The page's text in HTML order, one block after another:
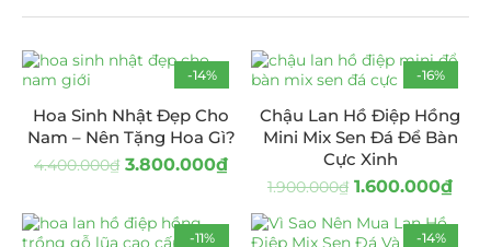
-14%
Hoa Sinh Nhật Đẹp Cho
Nam – Nên Tặng Hoa Gì?
4.400.000₫ 3.800.000₫
-16%
Chậu Lan Hồ Điệp Hồng
Mini Mix Sen Đá Để Bàn
Cực Xinh
1.900.000₫ 1.600.000₫
-11% -14%